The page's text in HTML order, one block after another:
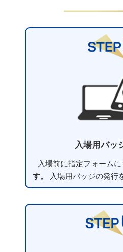
入場用バッ
入場前に指定フォームに
す。
入場用バッジの発行